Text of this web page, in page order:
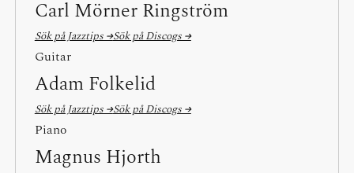
Carl Mörner Ringström
Sök på Jazztips →Sök på Discogs →
Guitar
Adam Folkelid
Sök på Jazztips →Sök på Discogs →
Piano
Magnus Hjorth